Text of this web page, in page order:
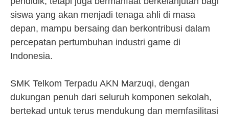
siswa yang akan menjadi tenaga ahli di masa
depan, mampu bersaing dan berkontribusi dalam
percepatan pertumbuhan industri game di
Indonesia.
SMK Telkom Terpadu AKN Marzuqi, dengan
dukungan penuh dari seluruh komponen sekolah,
bertekad untuk terus mendukung dan memfasilitasi